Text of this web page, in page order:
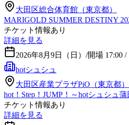
大田区総合体育館（東京都）
MARIGOLD SUMMER DESTINY
チケット情報あり
詳細を見る
2026年8月9日（日） /開場 17:00 /
hotシュシュ
大田区産業プラザPiO（東京都）
hot！Step！JUMP！～hotシュシュ蒲
チケット情報あり
詳細を見る